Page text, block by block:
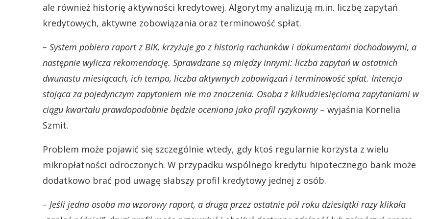
ale również historię aktywności kredytowej. Algorytmy analizują m.in. liczbę zapytań
kredytowych, aktywne zobowiązania oraz terminowość spłat.
– System pobiera raport z BIK, krzyżuje go z historią rachunków i dokumentami dochodowymi, a
następnie wylicza rekomendację. Sprawdzane są między innymi: liczba zapytań w ostatnich
dwunastu miesiącach, ich tempo, liczba aktywnych zobowiązań i terminowość spłat. Intencja
stojąca za pojedynczym zapytaniem nie ma znaczenia. Osoba z kilkudziesięcioma zapytaniami w
ciągu kwartału prawdopodobnie będzie oceniona jako profil ryzykowny– wyjaśnia Kornelia
Szmit.
Problem może pojawić się szczególnie wtedy, gdy ktoś regularnie korzysta z wielu
mikropłatności odroczonych. W przypadku wspólnego kredytu hipotecznego bank może
dodatkowo brać pod uwagę słabszy profil kredytowy jednej z osób.
– Jeśli jedna osoba ma wzorowy raport, a druga przez ostatnie pół roku dziesiątki razy klikała